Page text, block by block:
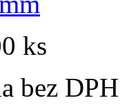
ks
bez DPH